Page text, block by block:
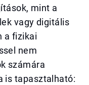
mint a
vagy digitális
a fizikai
nem
számára
is tapasztalható: